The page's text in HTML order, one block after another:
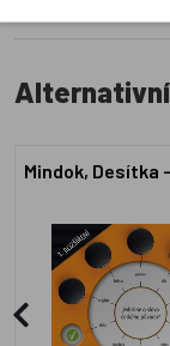
Mindok, Desítka